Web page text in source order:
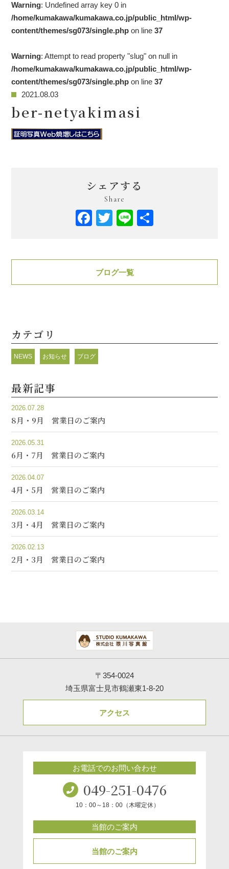
Warning: Undefined array key 0 in
/home/kumakawa/kumakawa.co.jp/public_html/wp-
content/themes/sg073/single.php on line37
Warning: Attempt to read property "slug" on null in
/home/kumakawa/kumakawa.co.jp/public_html/wp-
content/themes/sg073/single.php on line37
2021.08.03
ber-netyakimasi
シェアする
Share
Facebook
Twitter
Line
ブログ一覧
カテゴリ
NEWS お知らせ ブログ
最新記事
2026.07.28
8月・9月 営業日のご案内
2026.05.31
6月・7月 営業日のご案内
2026.04.07
4月・5月 営業日のご案内
2026.03.14
3月・4月 営業日のご案内
2026.02.13
2月・3月 営業日のご案内
〒354-0024
埼玉県富士見市鶴瀬東1-8-20
アクセス
お電話でのお問い合わせ
049-251-0476
10：00～18：00（木曜定休）
当館のご案内
当館のご案内